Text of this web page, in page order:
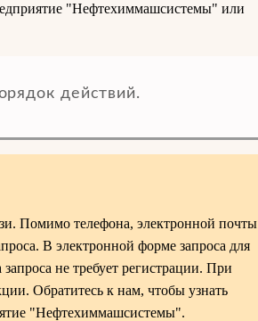
"Нефтехиммашсистемы" или
действий.
Помимо телефона, электронной почты
В электронной форме запроса для
не требует регистрации. При
Обратитесь к нам, чтобы узнать
"Нефтехиммашсистемы".